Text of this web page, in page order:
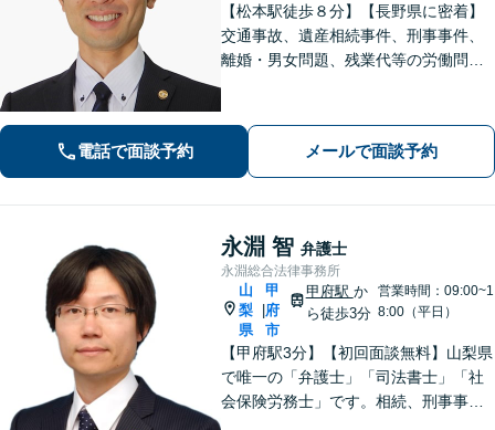
【松本駅徒歩８分】【長野県に密着】
交通事故、遺産相続事件、刑事事件、
離婚・男女問題、残業代等の労働問題
頼者様と共に歩みます。お一人で悩ま
ず是非ご相談ください。
電話で面談予約 メールで面談予約
永淵 智 弁護士
永淵総合法律事務所
山
梨
県
甲
府
市
甲府駅 か
ら徒歩3分
営業時間：09:00~1
8:00（平日）
【甲府駅3分】【初回面談無料】山梨県
で唯一の「弁護士」「司法書士」「社
会保険労務士」です。相続、刑事事